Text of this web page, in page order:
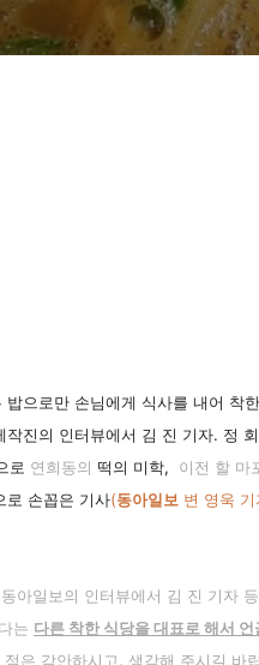
으로만 손님에게 식사를 내어 착
진의 인터뷰에서 김 진 기자. 정
로 연희동의 떡의 미학, 이전 할 마
로 손꼽은 기사(동아일보 변 영욱 기
아일보의 인터뷰에서 김 진 기자 등
는 다른 착한 식당을 대표로 해서 언
은 감안하시고. 생각해 주시길 바